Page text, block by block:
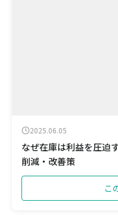
2025.06.05
なぜ在庫は利益を圧迫
削減・改善策
こ